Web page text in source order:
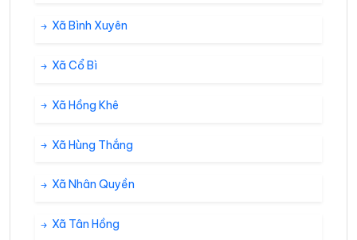
Xã Bình Xuyên
Xã Cổ Bì
Xã Hồng Khê
Xã Hùng Thắng
Xã Nhân Quyền
Xã Tân Hồng